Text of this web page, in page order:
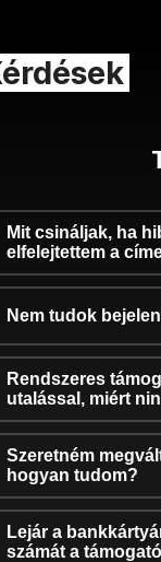
Mit csináljak, ha
elfelejtettem a
Nem tudok
Rendszeres
utalással, miért
Szeretném
hogyan tudom?
Lejár a
számát a